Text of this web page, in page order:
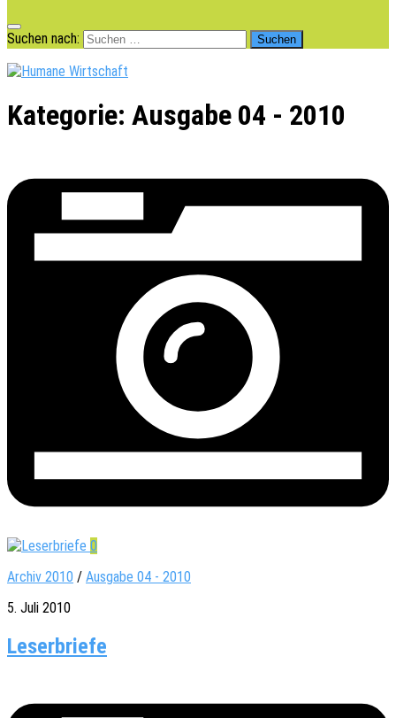
Suchen nach:
Kategorie: Ausgabe 04 - 2010
0
Archiv 2010 / Ausgabe 04 - 2010
5. Juli 2010
Leserbriefe